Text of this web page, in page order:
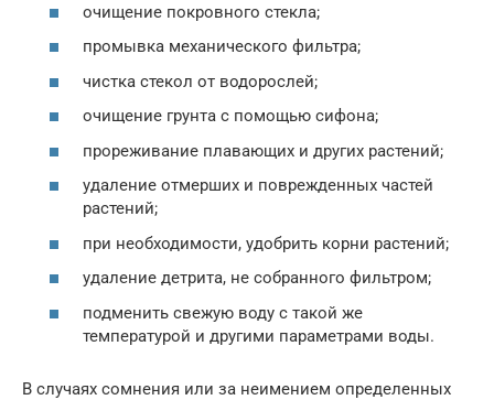
очищение покровного стекла;
промывка механического фильтра;
чистка стекол от водорослей;
очищение грунта с помощью сифона;
прореживание плавающих и других растений;
удаление отмерших и поврежденных частей
растений;
при необходимости, удобрить корни растений;
удаление детрита, не собранного фильтром;
подменить свежую воду с такой же
температурой и другими параметрами воды.
В случаях сомнения или за неимением определенных